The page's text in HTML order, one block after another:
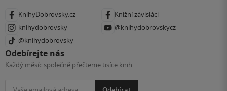
KnihyDobrovsky.cz
Knižní závisláci
knihydobrovsky
@knihydobrovskycz
@knihydobrovsky
Odebírejte nás
Každý měsíc společně přečteme tisíce knih